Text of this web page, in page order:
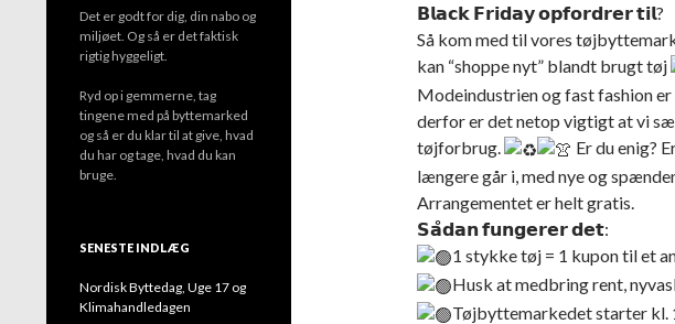
𝗕𝗹𝗮𝗰𝗸 𝗙𝗿𝗶𝗱𝗮𝘆 𝗼𝗽𝗳𝗼𝗿𝗱𝗿𝗲𝗿 𝘁𝗶𝗹?
Så kom med til vores
kan “shoppe nyt” blandt brugt tøj
Modeindustrien og fast fashion
derfor er det netop vigtigt at vi
tøjforbrug.
Er du enig?
længere går i, med nye og
Arrangementet er helt gratis.
𝗦𝗮̊𝗱𝗮𝗻 𝗳𝘂𝗻𝗴𝗲𝗿𝗲𝗿 𝗱𝗲𝘁:
1 stykke tøj = 1 kupon til et
Husk at medbring rent,
Tøjbyttemarkedet starter kl.
Det er godt for dig, din nabo og
miljøet. Og så er det faktisk
rigtig hyggeligt.
Ryd op i gemmerne, tag
tingene med på byttemarked
og så er du klar til at give, hvad
du har og tage, hvad du kan
bruge.
SENESTE INDLÆG
Nordisk Byttedag, Uge 17 og
Klimahandledagen